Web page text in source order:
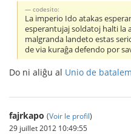
codesito:
La imperio Ido atakas
esperantujaj soldatoj halti la
malgranda landeto estas
de via kuraĝa defendo por
Do ni aliĝu al Unio de
fajrkapo (Voir le profil)
29 juillet 2012 10:49:55